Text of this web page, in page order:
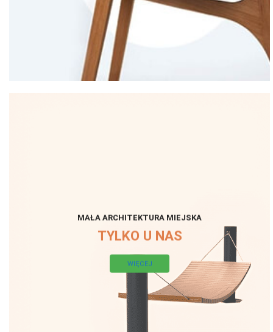
MAŁA ARCHITEKTURA MIEJSKA
TYLKO U NAS
WIĘCEJ